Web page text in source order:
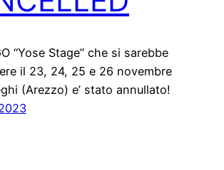
“Yose Stage” che si sarebbe
il 23, 24, 25 e 26 novembre
(Arezzo) e’ stato annullato!